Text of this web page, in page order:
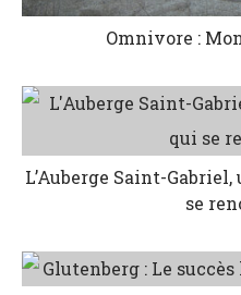
Omnivore :
L’Auberge Saint-
se